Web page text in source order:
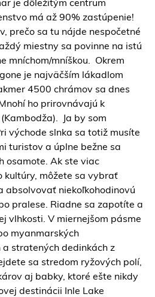
má až 90% zastúpenie!
prečo sa tu nájde nespočetné
miestny sa povinne na istú
mníchom/mníškou. Okrem
je najväčším lákadlom
4500 chrámov sa dnes
ho prirovnávajú k
Ja by som
východe slnka sa totiž musíte
turistov a úplne bežne sa
osamote. Ak ste viac
kultúry, môžete sa vybrať
absolvovať niekoľkohodinovú
pralese. Riadne sa zapotíte a
vlhkosti. V miernejšom pásme
myanmarských
stratených dedinkách z
sa stredom ryžových polí,
aj babky, ktoré ešte nikdy
destinácii Inle Lake